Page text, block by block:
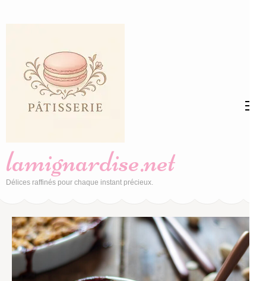
(Pressez
Entrée)
lamignardise.net
Délices raffinés pour chaque instant précieux.